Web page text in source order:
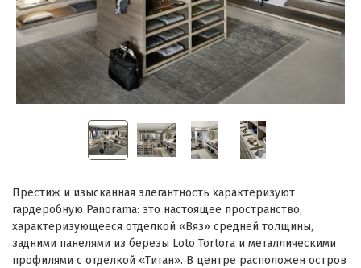
Престиж и изысканная элегантность характеризуют
гардеробную Panorama: это настоящее пространство,
характеризующееся отделкой «Вяз» средней толщины,
задними панелями из березы Loto Tortora и металлическими
профилями с отделкой «Титан». В центре расположен остров